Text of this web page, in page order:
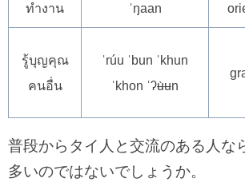
ทำงาน
ˈŋaan
รู้บุญคุณ
คนอื่น
ˈrúu ˈbun ˈkhun
ˈkhon ˈʔʉ̀ʉn
普段からタイ人と交流のある人な
多いのではないでしょうか。